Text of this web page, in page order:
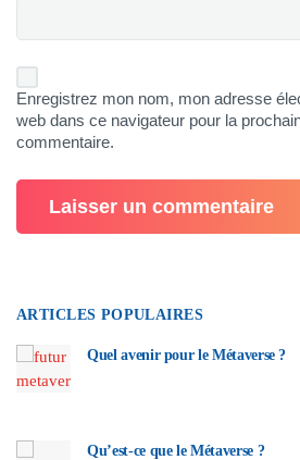
Enregistrez mon nom, mon adresse
web dans ce navigateur pour la
commentaire.
ARTICLES POPULAIRES
Quel avenir pour le Métaverse ?
Qu’est-ce que le Métaverse ?